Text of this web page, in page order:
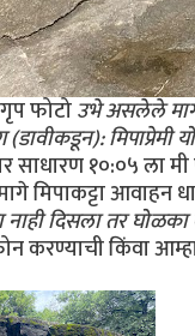
फोटोउभे असलेले
मिपाप्रेमी
साधारण १०:०५ ला
मिपाकट्टा
दिसला तर
करण्याची किंवा